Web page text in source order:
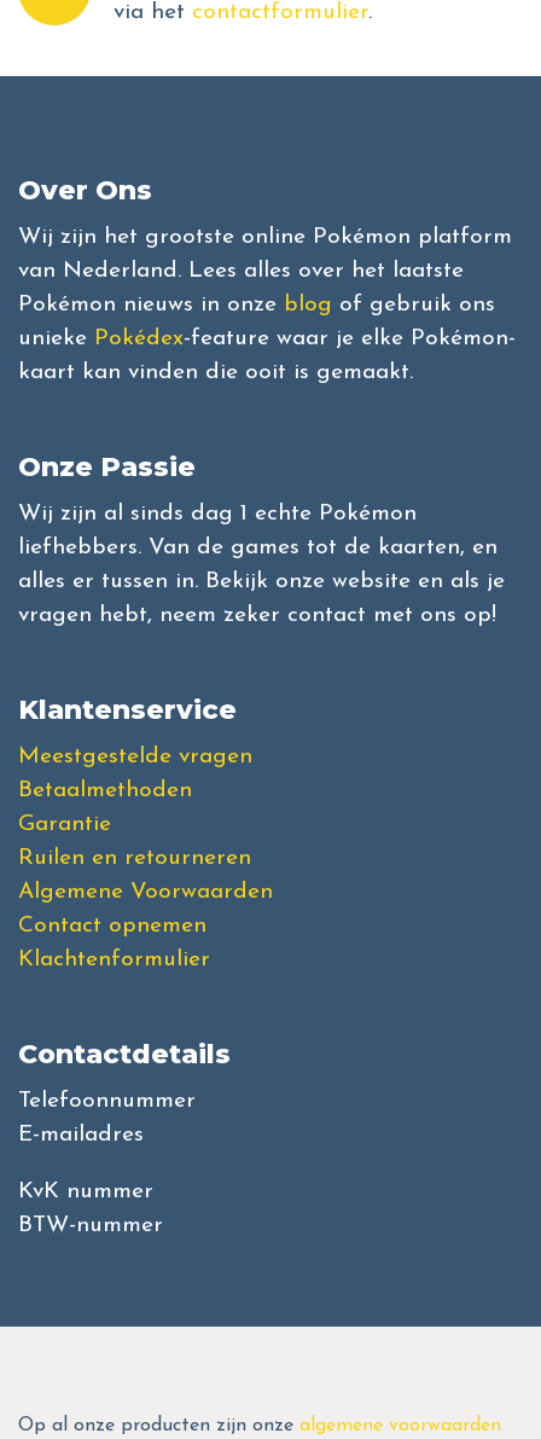
via het contactformulier.
Over Ons
Wij zijn het grootste online Pokémon platform
van Nederland. Lees alles over het laatste
Pokémon nieuws in onze blog of gebruik ons
unieke Pokédex-feature waar je elke Pokémon-
kaart kan vinden die ooit is gemaakt.
Onze Passie
Wij zijn al sinds dag 1 echte Pokémon
liefhebbers. Van de games tot de kaarten, en
alles er tussen in. Bekijk onze website en als je
vragen hebt, neem zeker contact met ons op!
Klantenservice
Meestgestelde vragen
Betaalmethoden
Garantie
Ruilen en retourneren
Algemene Voorwaarden
Contact opnemen
Klachtenformulier
Contactdetails
Telefoonnummer
E-mailadres
KvK nummer
BTW-nummer
Op al onze producten zijn onze algemene voorwaarden